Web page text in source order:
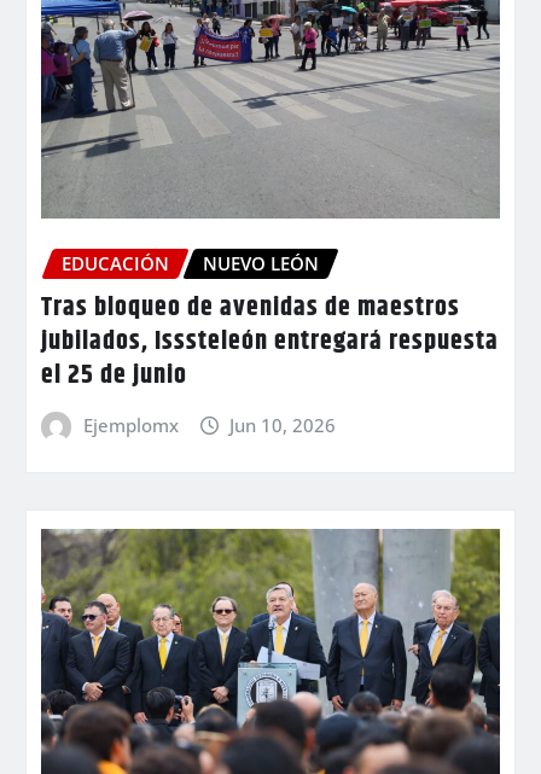
EDUCACIÓN NUEVO LEÓN
Tras bloqueo de avenidas de maestros
jubilados, Isssteleón entregará respuesta
el 25 de junio
Ejemplomx Jun 10, 2026